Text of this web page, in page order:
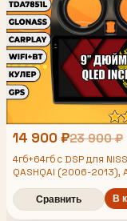
14 900 ₽23 900 ₽
4гб+64гб с DSP для
QASHQAI (2006-2013),
магнитола, без слота
усилитель звука
поддержка 360 камер
Сравнить В